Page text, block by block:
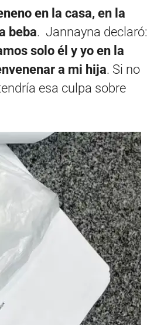
en la casa, en la
beba. Jannayna declaró:
solo él y yo en la
a mi hija. Si no
esa culpa sobre